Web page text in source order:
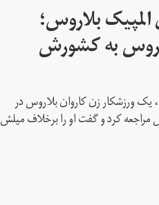
بلاروس؛
به کشورش
یک ورزشکار زن کاروان بلاروس در
مراجعه کرد و گفت او را برخلاف میلش